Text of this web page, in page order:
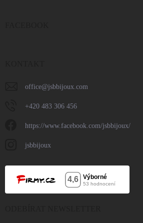
office@jsbbijoux.com
+420 483 306 456
https://www.facebook.com/jsbbijoux/
jsbbijoux